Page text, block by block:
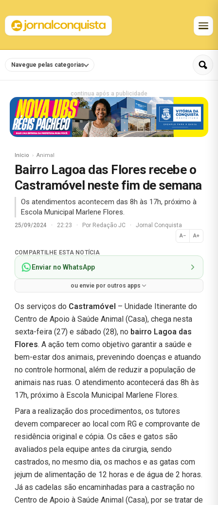
Navegue pelas categorias
continua após a publicidade
Início Animal
Bairro Lagoa das Flores recebe o
Castramóvel neste fim de semana
Os atendimentos acontecem das 8h às 17h, próximo à
Escola Municipal Marlene Flores.
25/09/2024 · 22:23 · Por Redação JC · Jornal Conquista
A− A+
Normal
COMPARTILHE ESTA NOTÍCIA
Enviar no WhatsApp
ou envie por outros apps
Os serviços do Castramóvel – Unidade Itinerante do
Centro de Apoio à Saúde Animal (Casa), chega nesta
sexta-feira (27) e sábado (28), no bairro Lagoa das
Flores. A ação tem como objetivo garantir a saúde e
bem-estar dos animais, prevenindo doenças e atuando
no controle hormonal, além de reduzir a população de
animais nas ruas. O atendimento acontecerá das 8h às
17h, próximo à Escola Municipal Marlene Flores.
Para a realização dos procedimentos, os tutores
devem comparecer ao local com RG e comprovante de
residência original e cópia. Os cães e gatos são
avaliados pela equipe antes da cirurgia, sendo
castrados, no mesmo dia, os machos e as gatas com
jejum de alimentação de 12 horas e de água de 2 horas.
Já as cadelas são encaminhadas para a castração no
Centro de Apoio à Saúde Animal (Casa), por se tratar de